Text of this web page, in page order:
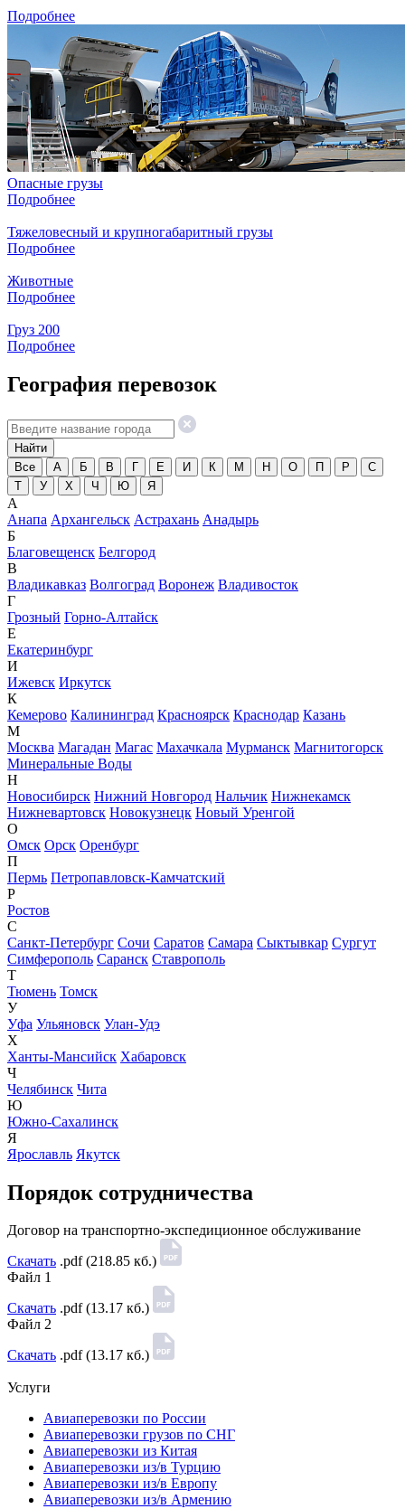
Подробнее
Опасные грузы
Подробнее
Тяжеловесный и крупногабаритный грузы
Подробнее
Животные
Подробнее
Груз 200
Подробнее
География перевозок
Все А Б В Г Е И К М Н О П Р
С
Т
У Х Ч Ю Я
А
Анапа Архангельск Астрахань Анадырь
Б
Благовещенск Белгород
В
Владикавказ Волгоград Воронеж Владивосток
Г
Грозный Горно-Алтайск
Е
Екатеринбург
И
Ижевск Иркутск
К
Кемерово Калининград Красноярск Краснодар Казань
М
Москва Магадан Магас Махачкала Мурманск Магнитогорск
Минеральные Воды
Н
Новосибирск Нижний Новгород Нальчик Нижнекамск
Нижневартовск Новокузнецк Новый Уренгой
О
Омск Орск Оренбург
П
Пермь Петропавловск-Камчатский
Р
Ростов
С
Санкт-Петербург Сочи Саратов Самара Сыктывкар Сургут
Симферополь Саранск Ставрополь
Т
Тюмень Томск
У
Уфа Ульяновск Улан-Удэ
Х
Ханты-Мансийск Хабаровск
Ч
Челябинск Чита
Ю
Южно-Сахалинск
Я
Ярославль Якутск
Порядок сотрудничества
Договор на транспортно-экспедиционное обслуживание
Скачать .pdf (218.85 кб.)
Файл 1
Скачать .pdf (13.17 кб.)
Файл 2
Скачать .pdf (13.17 кб.)
Услуги
Авиаперевозки по России
Авиаперевозки грузов по СНГ
Авиаперевозки из Китая
Авиаперевозки из/в Турцию
Авиаперевозки из/в Европу
Авиаперевозки из/в Армению